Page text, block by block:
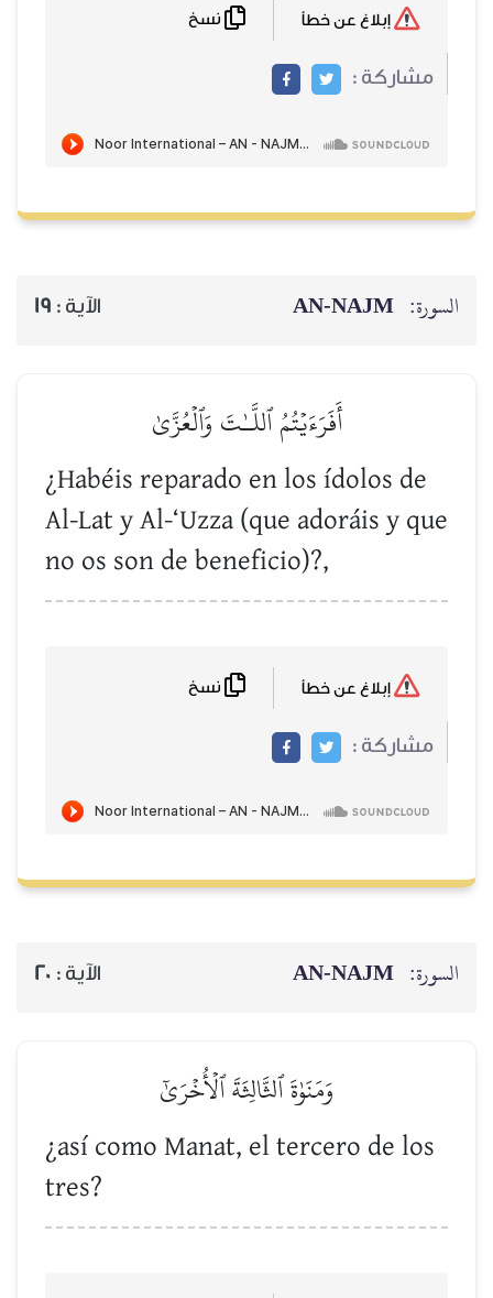
مشاركة :
السورة: AN-NAJM الآية : 19
أَفَرَءَيۡتُمُ ٱللَّـٰتَ وَٱلۡعُزَّىٰ
¿Habéis reparado en los ídolos de
Al-Lat y Al-‘Uzza (que adoráis y que
no os son de beneficio)?,
مشاركة :
السورة: AN-NAJM الآية : 20
وَمَنَوٰةَ ٱلثَّالِثَةَ ٱلۡأُخۡرَىٰٓ
¿así como Manat, el tercero de los
tres?